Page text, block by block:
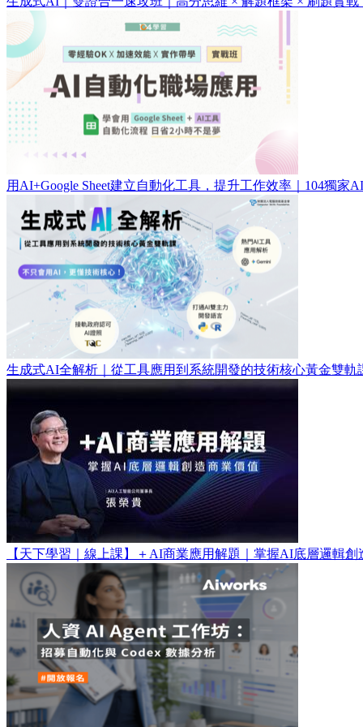
用AI+Google Sheet建立自動化工具，提升工作效率｜104獨家
生成式AI全解析｜從工具應用到系統開發的技術核心黃金雙軌
【天下學習｜線上課】＋AI商業應用解題｜掌握AI底層邏輯創